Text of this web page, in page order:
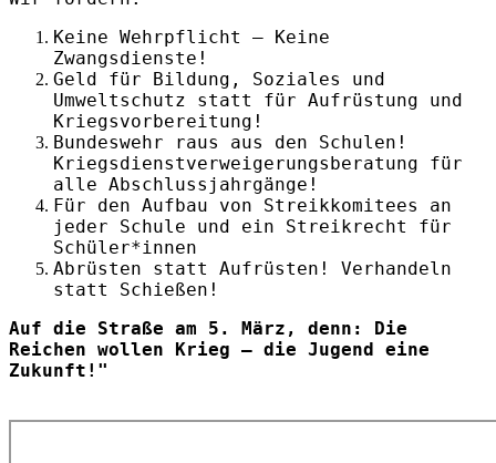
Keine Wehrpflicht – Keine
Zwangsdienste!
Geld für Bildung, Soziales und
Umweltschutz statt für Aufrüstung und
Kriegsvorbereitung!
Bundeswehr raus aus den Schulen!
Kriegsdienstverweigerungsberatung für
alle Abschlussjahrgänge!
Für den Aufbau von Streikkomitees an
jeder Schule und ein Streikrecht für
Schüler*innen
Abrüsten statt Aufrüsten! Verhandeln
statt Schießen!
Auf die Straße am 5. März, denn: Die
Reichen wollen Krieg – die Jugend eine
Zukunft!"